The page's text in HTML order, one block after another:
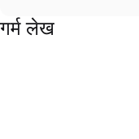
गर्म लेख